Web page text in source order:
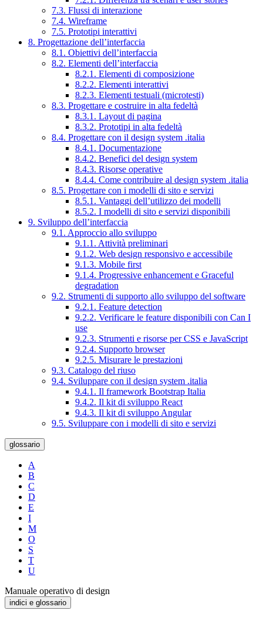
7.3. Flussi di interazione
7.4. Wireframe
7.5. Prototipi interattivi
8. Progettazione dell’interfaccia
8.1. Obiettivi dell’interfaccia
8.2. Elementi dell’interfaccia
8.2.1. Elementi di composizione
8.2.2. Elementi interattivi
8.2.3. Elementi testuali (microtesti)
8.3. Progettare e costruire in alta fedeltà
8.3.1. Layout di pagina
8.3.2. Prototipi in alta fedeltà
8.4. Progettare con il design system .italia
8.4.1. Documentazione
8.4.2. Benefici del design system
8.4.3. Risorse operative
8.4.4. Come contribuire al design system .italia
8.5. Progettare con i modelli di sito e servizi
8.5.1. Vantaggi dell’utilizzo dei modelli
8.5.2. I modelli di sito e servizi disponibili
9. Sviluppo dell’interfaccia
9.1. Approccio allo sviluppo
9.1.1. Attività preliminari
9.1.2. Web design responsivo e accessibile
9.1.3. Mobile first
9.1.4. Progressive enhancement e Graceful
degradation
9.2. Strumenti di supporto allo sviluppo del software
9.2.1. Feature detection
9.2.2. Verificare le feature disponibili con Can I
use
9.2.3. Strumenti e risorse per CSS e JavaScript
9.2.4. Supporto browser
9.2.5. Misurare le prestazioni
9.3. Catalogo del riuso
9.4. Sviluppare con il design system .italia
9.4.1. Il framework Bootstrap Italia
9.4.2. Il kit di sviluppo React
9.4.3. Il kit di sviluppo Angular
9.5. Sviluppare con i modelli di sito e servizi
glossario
A
B
C
D
E
I
M
O
S
T
U
Manuale operativo di design
indici e glossario